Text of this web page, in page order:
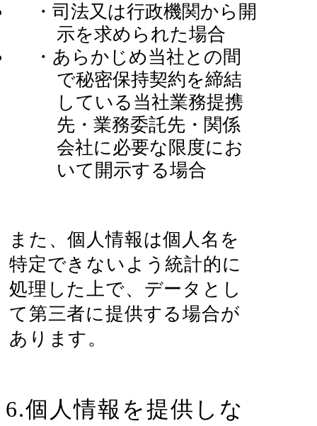
・司法又は行政機関から開
示を求められた場合
・あらかじめ当社との間
で秘密保持契約を締結
している当社業務提携
先・業務委託先・関係
会社に必要な限度にお
いて開示する場合
また、個人情報は個人名を
特定できないよう統計的に
処理した上で、データとし
て第三者に提供する場合が
あります。
6.個人情報を提供しな